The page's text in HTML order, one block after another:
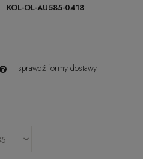
KOL-OL-AU585-0418
sprawdź formy dostawy